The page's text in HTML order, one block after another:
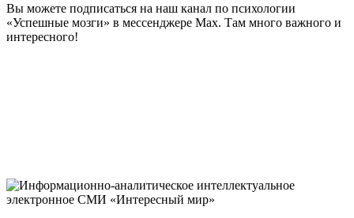
Вы можете подписаться на наш канал по психологии
«Успешные мозги» в мессенджере Max. Там много важного и
интересного!